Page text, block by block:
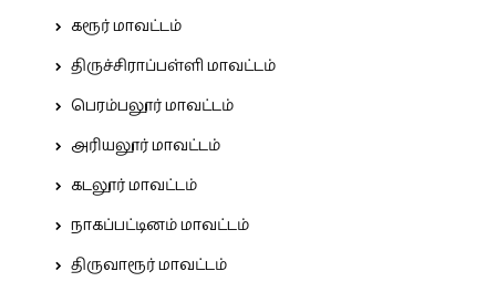
கரூர் மாவட்டம்
திருச்சிராப்பள்ளி மாவட்டம்
பெரம்பலூர் மாவட்டம்
அரியலூர் மாவட்டம்
கடலூர் மாவட்டம்
நாகப்பட்டினம் மாவட்டம்
திருவாரூர் மாவட்டம்